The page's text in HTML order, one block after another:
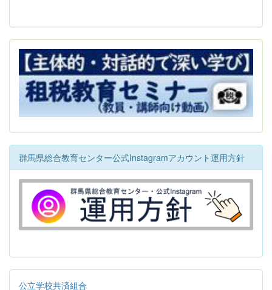
群馬県総合教育センター公式Instagramアカウント運用方針
公立学校共済組合